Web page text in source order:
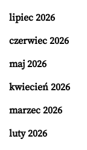
lipiec 2026
czerwiec 2026
maj 2026
kwiecień 2026
marzec 2026
luty 2026